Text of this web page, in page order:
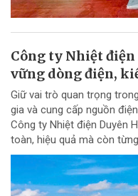
Công ty Nhiệt
vững dòng điện,
Giữ vai trò quan trọng
gia và cung cấp nguồn
Công ty Nhiệt điện Duyên
toàn, hiệu quả mà còn